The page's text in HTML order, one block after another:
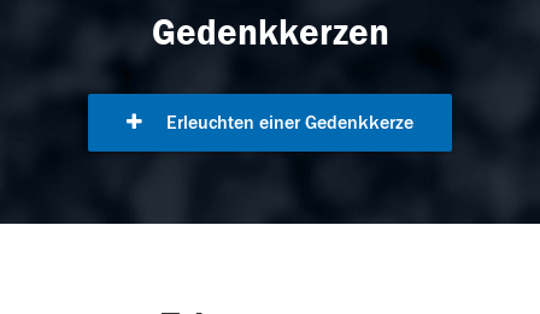
Gedenkkerzen
Erleuchten einer Gedenkkerze